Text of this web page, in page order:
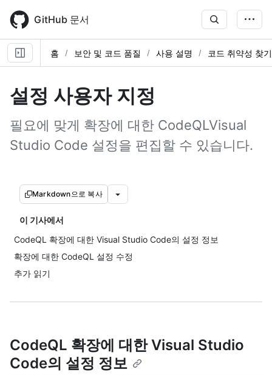
main
content
GitHub 문서
홈 보안 및 코드 품질 사용 설명 코드 취약성 찾
설정 사용자 지정
필요에 맞게 확장에 대한 CodeQLVisual
Studio Code 설정을 편집할 수 있습니다.
Markdown으로 복사
이 기사에서
CodeQL 확장에 대한 Visual Studio Code의 설정 정보
확장에 대한 CodeQL 설정 수정
추가 읽기
CodeQL 확장에 대한 Visual Studio
Code의 설정 정보